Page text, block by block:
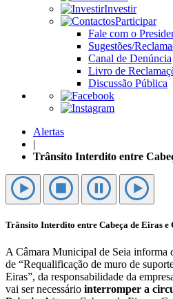
Investir
Participar
Fale com o
Sugestões/
Canal de Denúncia
Livro de
Discussão Pública
Alertas
|
Trânsito Interdito entre
Trânsito Interdito entre Cabeça de Eiras e
A Câmara Municipal de Seia informa
de “Requalificação de muro de
Eiras”, da responsabilidade da
vai ser necessário interromper a